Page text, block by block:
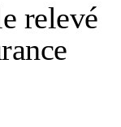
relevé